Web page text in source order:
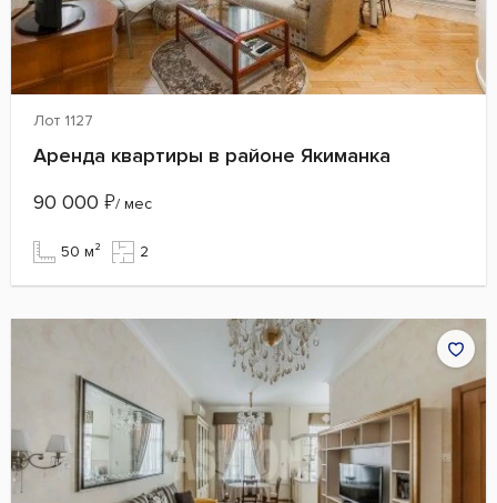
Лот 1127
Аренда квартиры в районе Якиманка
90 000 ₽/ мес
50 м² 2